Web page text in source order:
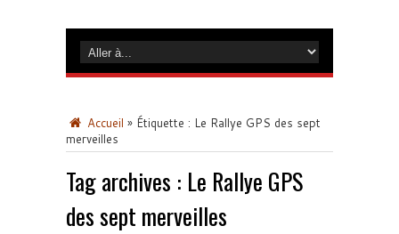
Accueil » Étiquette : Le Rallye GPS des sept
merveilles
Tag archives : Le Rallye GPS
des sept merveilles